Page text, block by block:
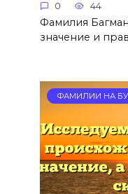
0 44
Фамилия
значение и
ФАМИЛИИ НА